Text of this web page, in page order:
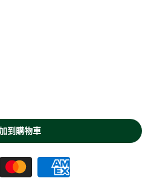
食用
服用皆可
β-煙醯胺單核苷酸)、素
諮詢醫生意見
服用
到購物車